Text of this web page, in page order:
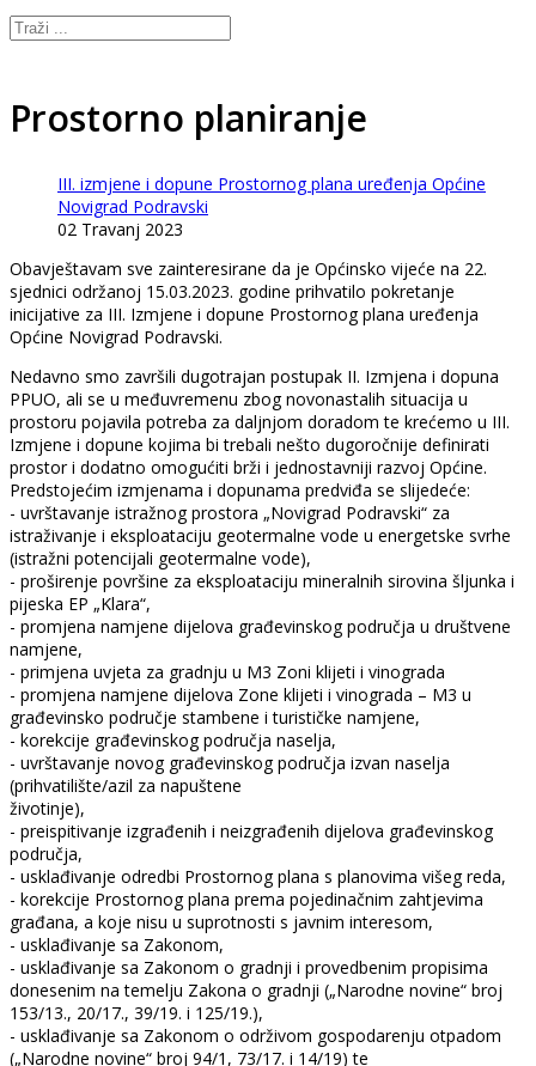
Prostorno planiranje
III. izmjene i dopune Prostornog plana uređenja Općine
Novigrad Podravski
02 Travanj 2023
Obavještavam sve zainteresirane da je Općinsko vijeće na 22.
sjednici održanoj 15.03.2023. godine prihvatilo pokretanje
inicijative za III. Izmjene i dopune Prostornog plana uređenja
Općine Novigrad Podravski.
Nedavno smo završili dugotrajan postupak II. Izmjena i dopuna
PPUO, ali se u međuvremenu zbog novonastalih situacija u
prostoru pojavila potreba za daljnjom doradom te krećemo u III.
Izmjene i dopune kojima bi trebali nešto dugoročnije definirati
prostor i dodatno omogućiti brži i jednostavniji razvoj Općine.
Predstojećim izmjenama i dopunama predviđa se slijedeće:
- uvrštavanje istražnog prostora „Novigrad Podravski“ za
istraživanje i eksploataciju geotermalne vode u energetske svrhe
(istražni potencijali geotermalne vode),
- proširenje površine za eksploataciju mineralnih sirovina šljunka i
pijeska EP „Klara“,
- promjena namjene dijelova građevinskog područja u društvene
namjene,
- primjena uvjeta za gradnju u M3 Zoni klijeti i vinograda
- promjena namjene dijelova Zone klijeti i vinograda – M3 u
građevinsko područje stambene i turističke namjene,
- korekcije građevinskog područja naselja,
- uvrštavanje novog građevinskog područja izvan naselja
(prihvatilište/azil za napuštene
životinje),
- preispitivanje izgrađenih i neizgrađenih dijelova građevinskog
područja,
- usklađivanje odredbi Prostornog plana s planovima višeg reda,
- korekcije Prostornog plana prema pojedinačnim zahtjevima
građana, a koje nisu u suprotnosti s javnim interesom,
- usklađivanje sa Zakonom,
- usklađivanje sa Zakonom o gradnji i provedbenim propisima
donesenim na temelju Zakona o gradnji („Narodne novine“ broj
153/13., 20/17., 39/19. i 125/19.),
- usklađivanje sa Zakonom o održivom gospodarenju otpadom
(„Narodne novine“ broj 94/1, 73/17. i 14/19) te